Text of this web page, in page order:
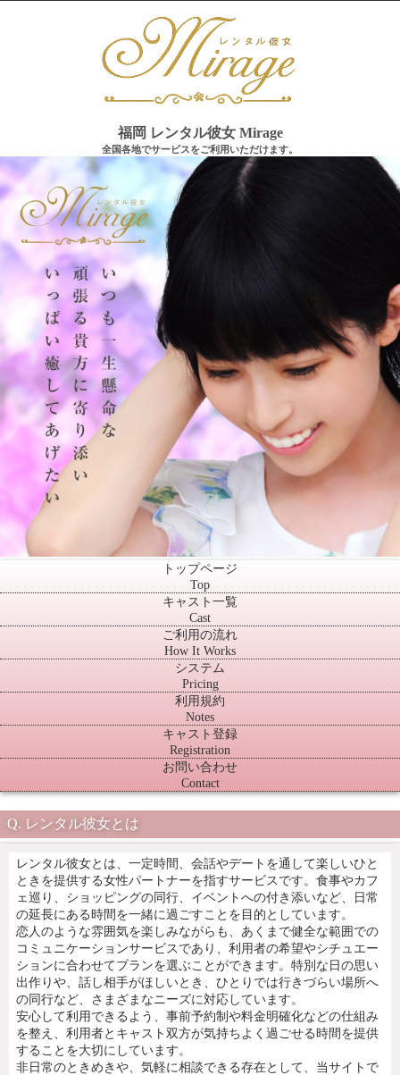
福岡 レンタル彼女 Mirage
全国各地でサービスをご利用いただけます。
トップページ
Top
キャスト一覧
Cast
ご利用の流れ
How It Works
システム
Pricing
利用規約
Notes
キャスト登録
Registration
お問い合わせ
Contact
レンタル彼女とは
レンタル彼女とは、一定時間、会話やデートを通して楽しいひと
ときを提供する女性パートナーを指すサービスです。食事やカフ
ェ巡り、ショッピングの同行、イベントへの付き添いなど、日常
の延長にある時間を一緒に過ごすことを目的としています。
恋人のような雰囲気を楽しみながらも、あくまで健全な範囲での
コミュニケーションサービスであり、利用者の希望やシチュエー
ションに合わせてプランを選ぶことができます。特別な日の思い
出作りや、話し相手がほしいとき、ひとりでは行きづらい場所へ
の同行など、さまざまなニーズに対応しています。
安心して利用できるよう、事前予約制や料金明確化などの仕組み
を整え、利用者とキャスト双方が気持ちよく過ごせる時間を提供
することを大切にしています。
非日常のときめきや、気軽に相談できる存在として、当サイトで